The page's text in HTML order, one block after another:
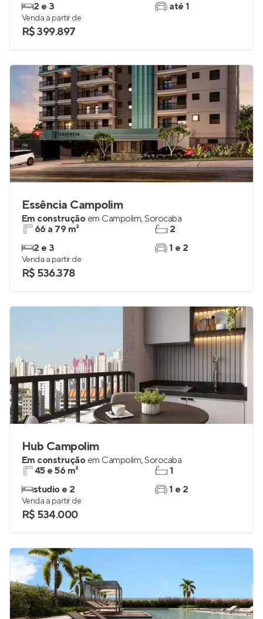
2 e 3
até 1
Venda a partir de
R$ 399.897
Essência Campolim
Em construção em Campolim,Sorocaba
66 a 79 m²
2 e 3
2
1 e 2
Venda a partir de
R$ 536.378
Hub Campolim
Em construção em Campolim,Sorocaba
45 e 56 m²
studio e 2
1
1 e 2
Venda a partir de
R$ 534.000